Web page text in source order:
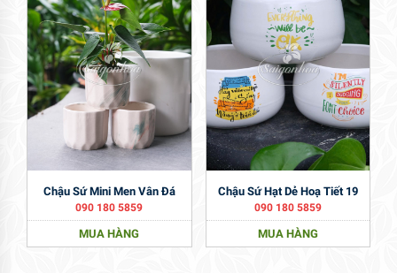
Chậu Sứ Mini Men Vân Đá
090 180 5859
MUA HÀNG
Chậu Sứ Hạt Dẻ Hoạ Tiết 19
090 180 5859
MUA HÀNG